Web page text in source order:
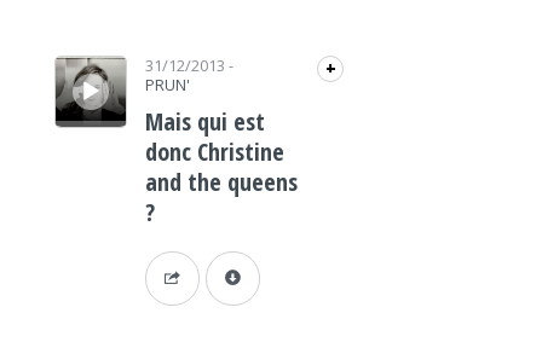
Lecteur audio 31/12/2013 -
PRUN'
+
Mais qui est
donc Christine
and the queens
?